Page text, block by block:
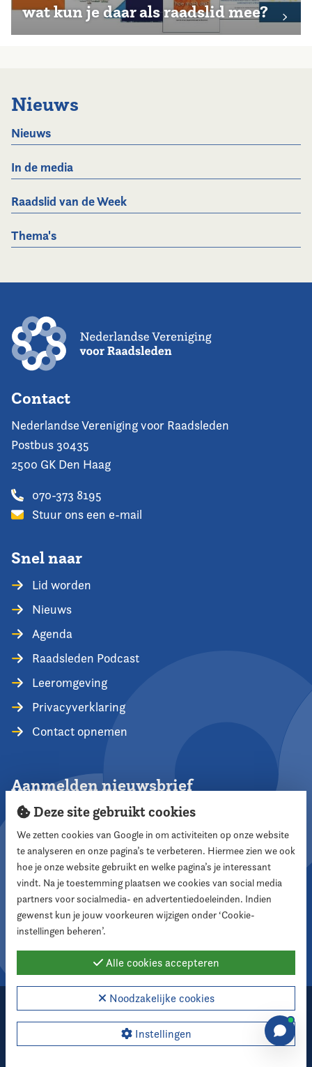
wat kun je daar als raadslid mee?
Nieuws
Nieuws
In de media
Raadslid van de Week
Thema's
Contact
Nederlandse Vereniging voor Raadsleden
Postbus 30435
2500 GK Den Haag
070-373 8195
Stuur ons een e-mail
Snel naar
Lid worden
Nieuws
Agenda
Raadsleden Podcast
Leeromgeving
Privacyverklaring
Contact opnemen
Aanmelden nieuwsbrief
Aanmelden
Volg ons
2026 Nederlandse Vereniging voor Raadsleden
Cookie instellingen
Deze site gebruikt cookies
We zetten cookies van Google in om activiteiten op onze website
te analyseren en onze pagina’s te verbeteren. Hiermee zien we ook
hoe je onze website gebruikt en welke pagina’s je interessant
vindt. Na je toestemming plaatsen we cookies van social media
partners voor socialmedia- en advertentiedoeleinden. Indien
gewenst kun je jouw voorkeuren wijzigen onder ‘Cookie-
instellingen beheren’.
Alle cookies accepteren
Noodzakelijke cookies
Instellingen